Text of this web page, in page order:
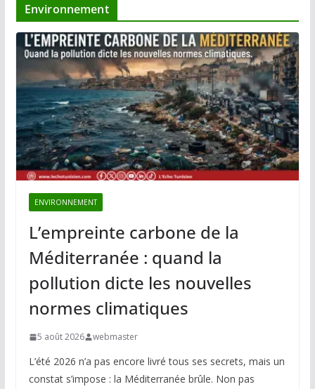
Environnement
ENVIRONNEMENT
L’empreinte carbone de la
Méditerranée : quand la
pollution dicte les nouvelles
normes climatiques
5 août 2026 webmaster
L’été 2026 n’a pas encore livré tous ses secrets, mais un
constat s’impose : la Méditerranée brûle. Non pas